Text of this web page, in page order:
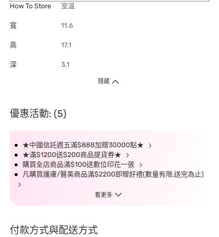
How To Store
室溫
寬 11.6
高 17.1
深 3.1
隱藏
優惠活動: (5)
★中國信託週五滿$888加贈30000點★
★滿$1200送$200商品提貨券★
購買全店商品滿$100送數位印花一張
凡購買護膚/醫美商品滿$2200即贈好禮(數量有限,送完為止)
看更多
付款方式與配送方式